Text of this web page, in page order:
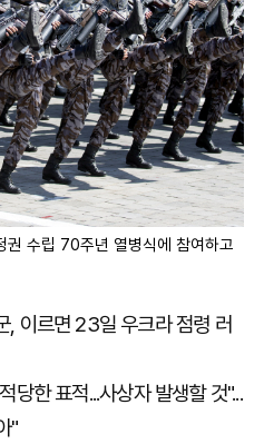
수립 70주년 열병식에 참여하고
이르면 23일 우크라 점령 러
당한 표적...사상자 발생할 것"...
"